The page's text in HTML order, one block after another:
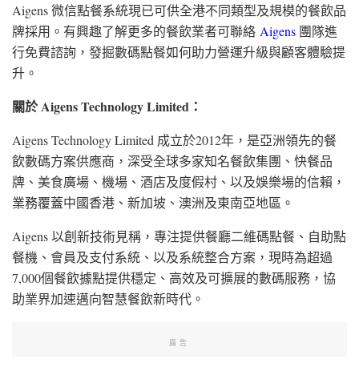
Aigens 微信點餐系統現已可供全港不同類型及規模的餐飲品
牌採用。有興趣了解更多的餐飲業者可聯絡 Aigens 團隊進
行免費諮詢，發掘數碼點餐如何助力營運升級與顧客體驗提
升。
關於Aigens Technology Limited ：
Aigens Technology Limited 成立於2012年，是亞洲領先的餐
飲數碼方案供應商，深受全球多家知名餐飲集團、快餐品
牌、美食廣場、機場、酒店及度假村、以及娛樂場的信賴，
業務覆蓋中國香港、新加坡、澳洲及東南亞地區。
Aigens 以創新技術見稱，專注提供餐廳二維碼點餐、自助點
餐機、會員及支付系統、以及系統整合方案，現時為超過
7,000個餐飲據點提供穩定、高效及可擴展的數碼服務，協
助業界加速邁向智慧餐飲新時代。
廣告